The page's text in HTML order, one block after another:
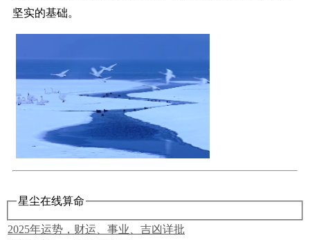
坚实的基础。
星尘在线算命
2025年运势，财运、事业、吉凶详批